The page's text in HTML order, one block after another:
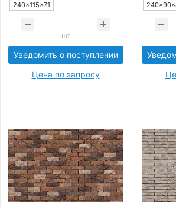
240×115×71
шт
Уведомить о поступлении
Цена по запросу